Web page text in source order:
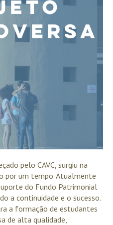
pelo CAVC, surgiu na
por um tempo. Atualmente
do Fundo Patrimonial
a continuidade e o sucesso.
a formação de estudantes
de alta qualidade,